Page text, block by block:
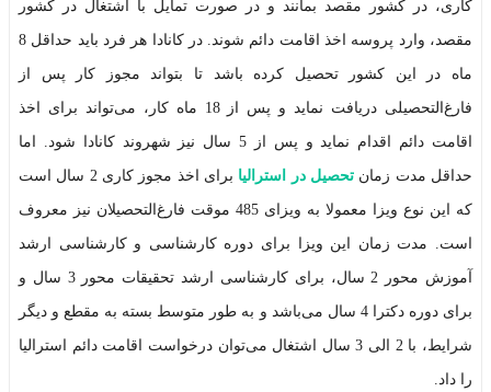
کاری، در کشور مقصد بمانند و در صورت تمایل با اشتغال در کشور
مقصد، وارد پروسه اخذ اقامت دائم شوند. در کانادا هر فرد باید حداقل 8
ماه در این کشور تحصیل کرده باشد تا بتواند مجوز کار پس از
فارغ‌التحصیلی دریافت نماید و پس از 18 ماه کار‌، می‌تواند برای اخذ
اقامت دائم اقدام نماید و پس از 5 سال نیز شهروند کانادا شود. اما
حداقل مدت زمان تحصیل در استرالیا برای اخذ مجوز کاری 2 سال است
که این نوع ویزا معمولا به ویزای 485 موقت فارغ‌التحصیلان نیز معروف
است. مدت زمان این ویزا برای دوره کارشناسی و کارشناسی ارشد
آموزش محور 2 سال، برای کارشناسی ارشد تحقیقات محور 3 سال و
برای دوره دکترا 4 سال می‌باشد و به طور متوسط بسته به مقطع و دیگر
شرایط، با 2 الی 3 سال اشتغال می‌توان درخواست اقامت دائم استرالیا
را داد.